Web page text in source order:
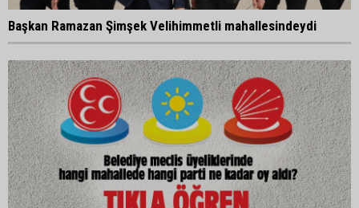
Başkan Ramazan Şimşek Velihimmetli mahallesindeydi